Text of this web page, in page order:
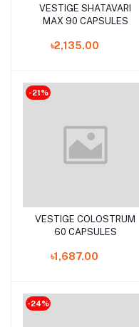
VESTIGE SHATAVARI
MAX 90 CAPSULES
৳2,135.00
-21%
VESTIGE COLOSTRUM
60 CAPSULES
৳1,687.00
-24%